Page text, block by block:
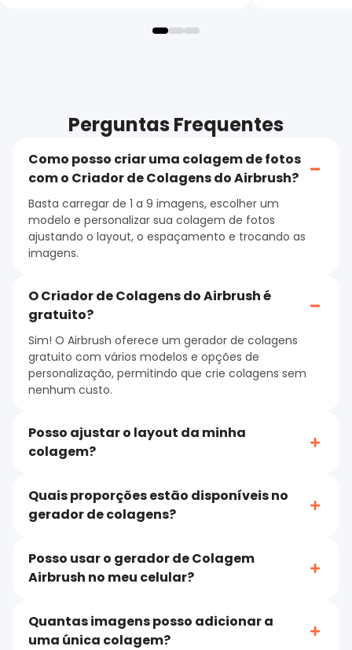
Perguntas Frequentes
Como posso criar uma colagem de fotos
com o Criador de Colagens do Airbrush?
Basta carregar de 1 a 9 imagens, escolher um
modelo e personalizar sua colagem de fotos
ajustando o layout, o espaçamento e trocando as
imagens.
O Criador de Colagens do Airbrush é
gratuito?
Sim! O Airbrush oferece um gerador de colagens
gratuito com vários modelos e opções de
personalização, permitindo que crie colagens sem
nenhum custo.
Posso ajustar o layout da minha
colagem?
Quais proporções estão disponíveis no
gerador de colagens?
Posso usar o gerador de Colagem
Airbrush no meu celular?
Quantas imagens posso adicionar a
uma única colagem?